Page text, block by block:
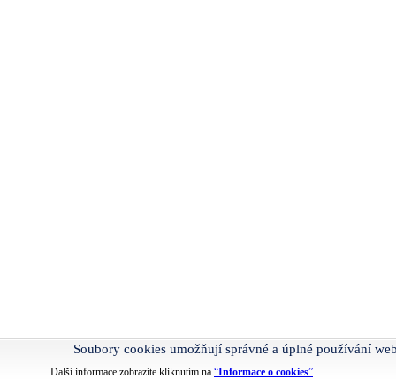
Soubory cookies umožňují správné a úplné používání
Další informace zobrazíte kliknutím na “Informace o cookies”.